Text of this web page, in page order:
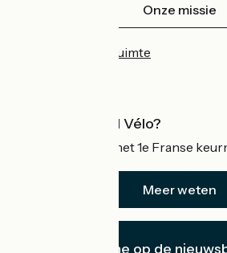
Onze missie
Professionele ruimte
Wat is Accueil Vélo?
Accueil Vélo is het 1e Franse
Meer weten
Ik abonneer me op de